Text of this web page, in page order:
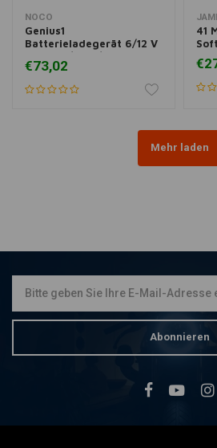
NOCO
Genius1
Batterieladegerät 6/12 V
Lithium / Gel / Blei
€73,02
41
Mehr laden
Abonnieren